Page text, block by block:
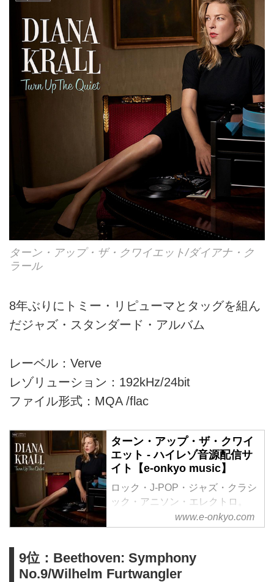
ターン・アップ・ザ・クワイエット/ダイアナ・ク
ラール
8年ぶりにトミー・リピューマとタッグを組ん
だジャズ・スタンダード・アルバム
レーベル：Verve
レゾリューション：192kHz/24bit
ファイル形式：MQA /flac
ターン・アップ・ザ・クワイ
エット - ハイレゾ音源配信サ
イト【e-onkyo music】
ロック・J-POP・ジャズ・クラシ
ック・アニソン・エレクトロ。
様々なジャンルをハイレゾで配信
中。WAV・flac・DSDなど各種フ
聴くならe-onkyo music！
www.e-onkyo.com
9位：Beethoven: Symphony
No.9/Wilhelm Furtwangler